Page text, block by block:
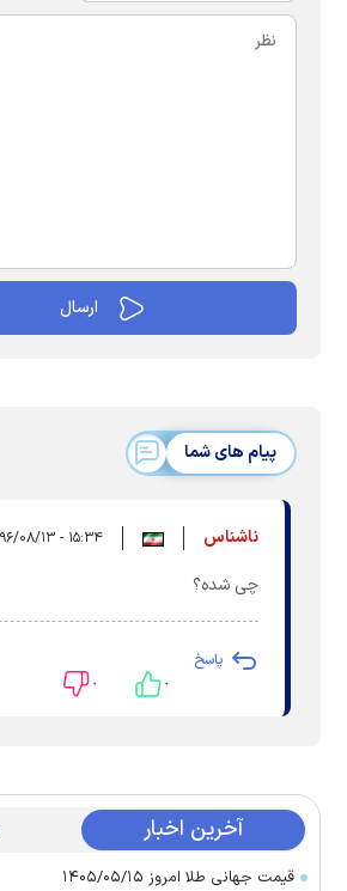
پیام های شما
ناشناس ۱۵:۳۴ - ۱۳۹۶/۰۸/۱۳
چی شده؟
پاسخ
۰ ۰
آخرین اخبار
قیمت جهانی طلا امروز ۱۴۰۵/۰۵/۱۵